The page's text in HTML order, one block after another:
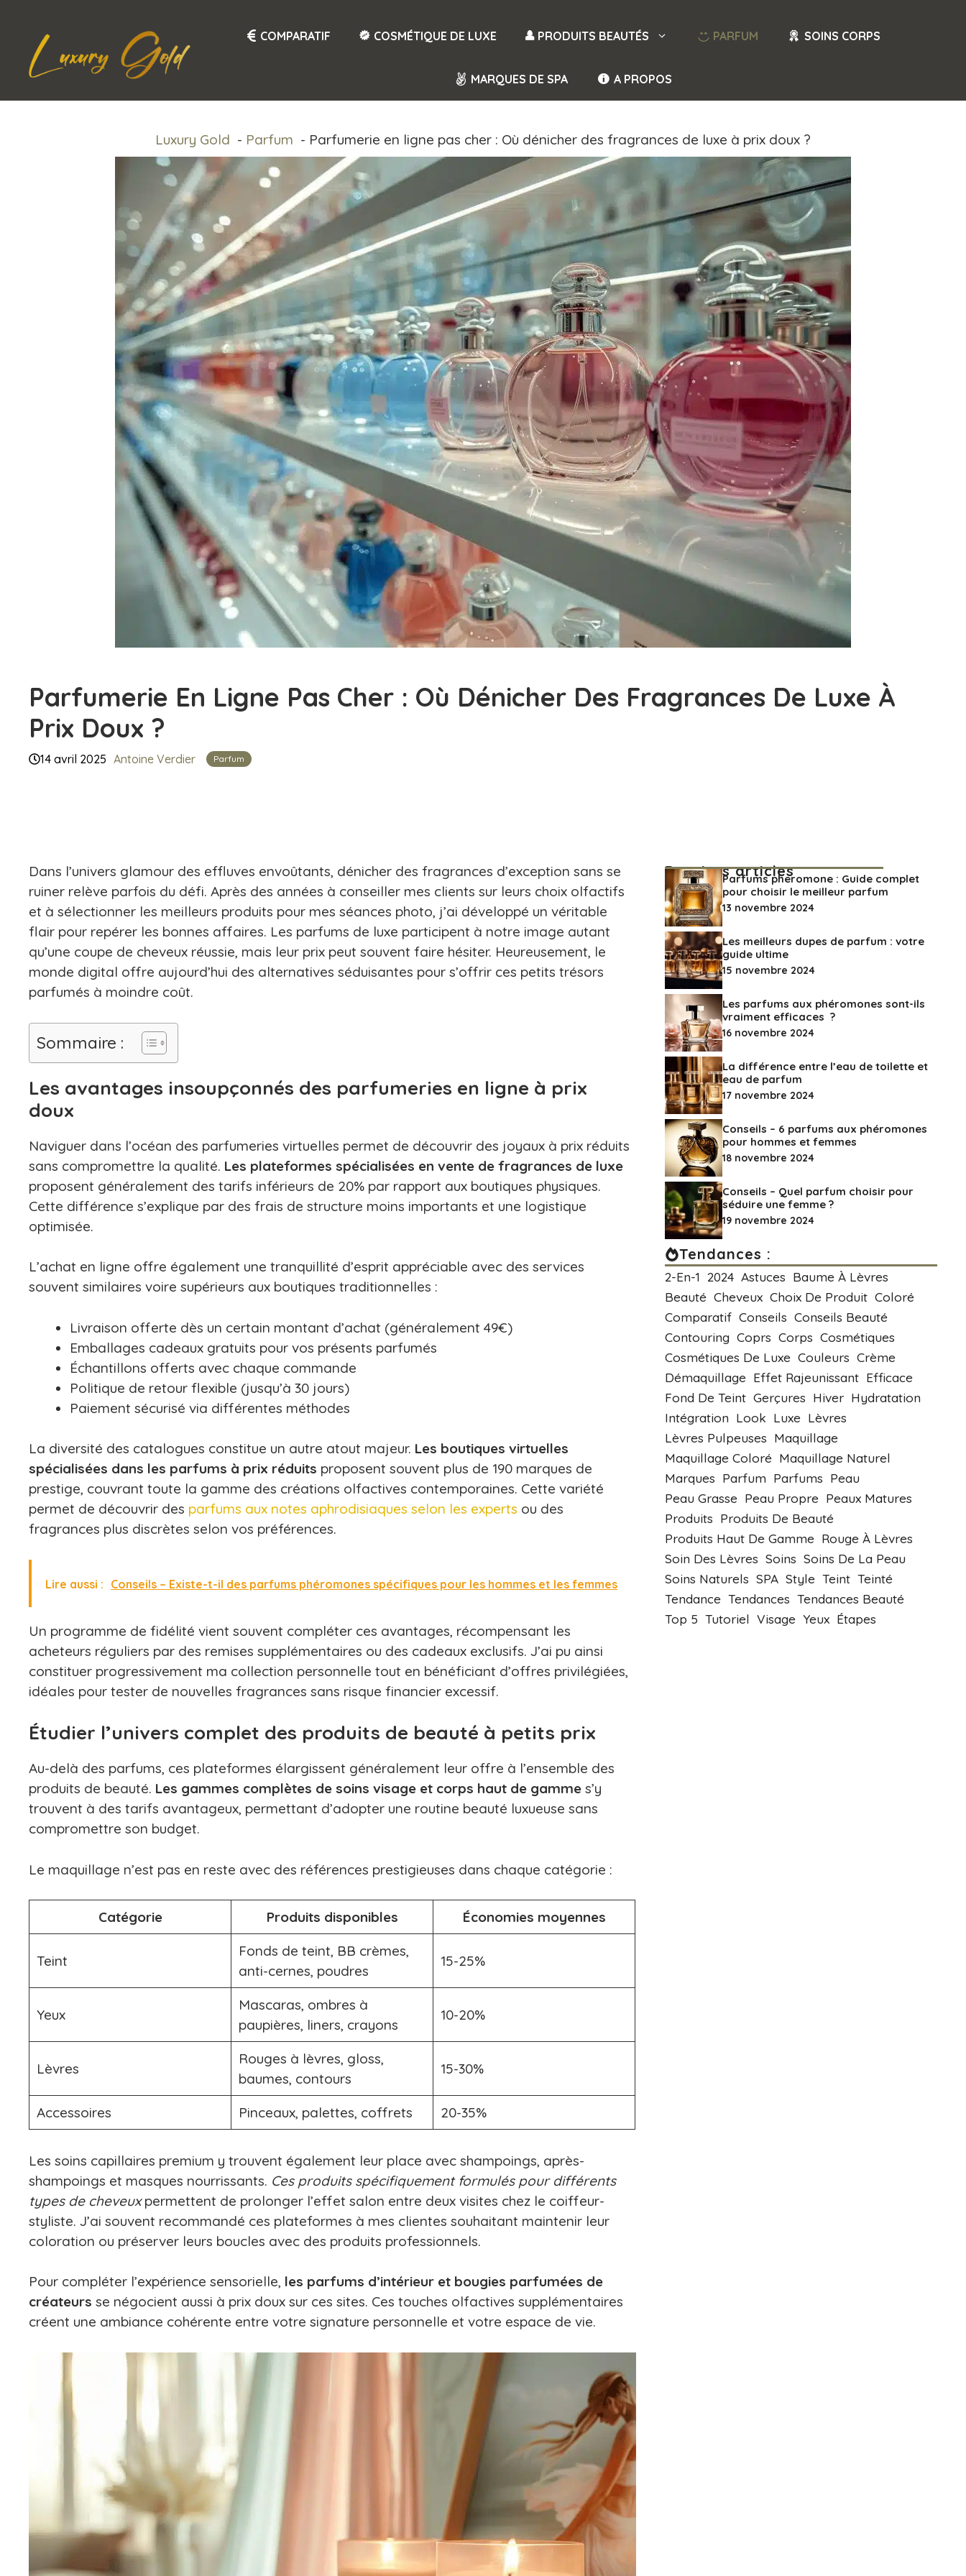
contenu
COMPARATIF COSMÉTIQUE DE LUXE PRODUITS BEAUTÉS PARFUM SOINS CORPS
MARQUES DE SPA A PROPOS
Luxury Gold Parfum Parfumerie en ligne pas cher : Où dénicher des fragrances de luxe à prix doux ?​
Parfumerie En Ligne Pas Cher : Où Dénicher Des Fragrances De Luxe À
Prix Doux ?​
14 avril 2025 Antoine Verdier Parfum
Dans l’univers glamour des effluves envoûtants, dénicher des fragrances d’exception sans se
ruiner relève parfois du défi. Après des années à conseiller mes clients sur leurs choix olfactifs
et à sélectionner les meilleurs produits pour mes séances photo, j’ai développé un véritable
flair pour repérer les bonnes affaires. Les parfums de luxe participent à notre image autant
qu’une coupe de cheveux réussie, mais leur prix peut souvent faire hésiter. Heureusement, le
monde digital offre aujourd’hui des alternatives séduisantes pour s’offrir ces petits trésors
parfumés à moindre coût.
Sommaire :
Les avantages insoupçonnés des parfumeries en ligne à prix
doux
Naviguer dans l’océan des parfumeries virtuelles permet de découvrir des joyaux à prix réduits
sans compromettre la qualité. Les plateformes spécialisées en vente de fragrances de luxe
proposent généralement des tarifs inférieurs de 20% par rapport aux boutiques physiques.
Cette différence s’explique par des frais de structure moins importants et une logistique
optimisée.
L’achat en ligne offre également une tranquillité d’esprit appréciable avec des services
souvent similaires voire supérieurs aux boutiques traditionnelles :
Livraison offerte dès un certain montant d’achat (généralement 49€)
Emballages cadeaux gratuits pour vos présents parfumés
Échantillons offerts avec chaque commande
Politique de retour flexible (jusqu’à 30 jours)
Paiement sécurisé via différentes méthodes
La diversité des catalogues constitue un autre atout majeur. Les boutiques virtuelles
spécialisées dans les parfums à prix réduits proposent souvent plus de 190 marques de
prestige, couvrant toute la gamme des créations olfactives contemporaines. Cette variété
permet de découvrir des parfums aux notes aphrodisiaques selon les experts ou des
fragrances plus discrètes selon vos préférences.
Lire aussi : Conseils – Existe-t-il des parfums phéromones spécifiques pour les hommes et les femmes
Un programme de fidélité vient souvent compléter ces avantages, récompensant les
acheteurs réguliers par des remises supplémentaires ou des cadeaux exclusifs. J’ai pu ainsi
constituer progressivement ma collection personnelle tout en bénéficiant d’offres privilégiées,
idéales pour tester de nouvelles fragrances sans risque financier excessif.
Étudier l’univers complet des produits de beauté à petits prix
Au-delà des parfums, ces plateformes élargissent généralement leur offre à l’ensemble des
produits de beauté. Les gammes complètes de soins visage et corps haut de gamme s’y
trouvent à des tarifs avantageux, permettant d’adopter une routine beauté luxueuse sans
compromettre son budget.
Le maquillage n’est pas en reste avec des références prestigieuses dans chaque catégorie :
Catégorie Produits disponibles Économies moyennes
Teint
Fonds de teint, BB crèmes,
anti-cernes, poudres
15-25%
Yeux
Mascaras, ombres à
paupières, liners, crayons
10-20%
Lèvres
Rouges à lèvres, gloss,
baumes, contours
15-30%
Accessoires Pinceaux, palettes, coffrets 20-35%
Les soins capillaires premium y trouvent également leur place avec shampoings, après-
shampoings et masques nourrissants. Ces produits spécifiquement formulés pour différents
types de cheveuxpermettent de prolonger l’effet salon entre deux visites chez le coiffeur-
styliste. J’ai souvent recommandé ces plateformes à mes clientes souhaitant maintenir leur
coloration ou préserver leurs boucles avec des produits professionnels.
Pour compléter l’expérience sensorielle, les parfums d’intérieur et bougies parfumées de
créateurs se négocient aussi à prix doux sur ces sites. Ces touches olfactives supplémentaires
créent une ambiance cohérente entre votre signature personnelle et votre espace de vie.
Derniers articles
Parfums pheromone : Guide complet
pour choisir le meilleur parfum
13 novembre 2024
Les meilleurs dupes de parfum : votre
guide ultime
15 novembre 2024
Les‌ ‌parfums‌ ‌aux‌ ‌phéromones‌ ‌sont-ils‌
‌vraiment‌ ‌efficaces‌ ‌ ?
16 novembre 2024
La différence entre l’eau de toilette et
eau de parfum
17 novembre 2024
Conseils – 6 parfums aux phéromones
pour hommes et femmes
18 novembre 2024
Conseils – Quel parfum choisir pour
séduire une femme ?
19 novembre 2024
Tendances :
2-En-1 2024 Astuces Baume À Lèvres
Beauté Cheveux Choix De Produit Coloré
Comparatif Conseils Conseils Beauté
Contouring Coprs Corps Cosmétiques
Cosmétiques De Luxe Couleurs Crème
Démaquillage Effet Rajeunissant Efficace
Fond De Teint Gerçures Hiver Hydratation
Intégration Look Luxe Lèvres
Lèvres Pulpeuses Maquillage
Maquillage Coloré Maquillage Naturel
Marques Parfum Parfums Peau
Peau Grasse Peau Propre Peaux Matures
Produits Produits De Beauté
Produits Haut De Gamme Rouge À Lèvres
Soin Des Lèvres Soins Soins De La Peau
Soins Naturels SPA Style Teint Teinté
Tendance Tendances Tendances Beauté
Top 5 Tutoriel Visage Yeux Étapes